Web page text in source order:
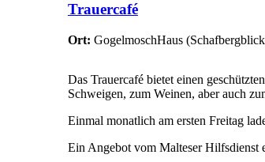
Trauercafé
Ort: GogelmoschHaus(
Das Trauercafé bietet einen
Schweigen, zum Weinen, aber auch
Einmal monatlich am ersten Freitag
Ein Angebot vom Malteser Hilfsdienst